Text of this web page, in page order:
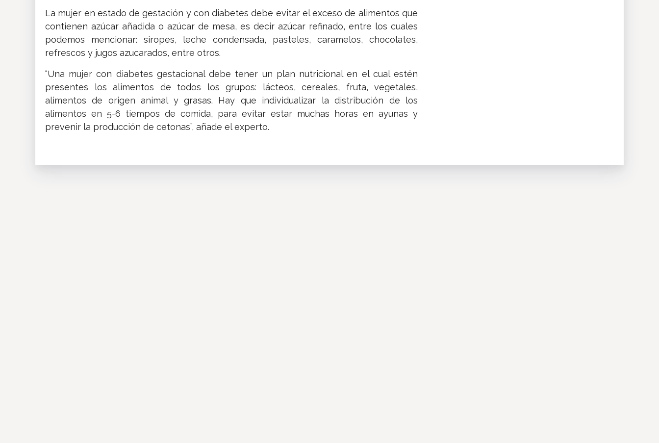
La mujer en estado de gestación y con diabetes debe evitar el exceso de alimentos que
contienen azúcar añadida o azúcar de mesa, es decir azúcar refinado, entre los cuales
podemos mencionar: siropes, leche condensada, pasteles, caramelos, chocolates,
refrescos y jugos azucarados, entre otros.
“Una mujer con diabetes gestacional debe tener un plan nutricional en el cual estén
presentes los alimentos de todos los grupos: lácteos, cereales, fruta, vegetales,
alimentos de origen animal y grasas. Hay que individualizar la distribución de los
alimentos en 5-6 tiempos de comida, para evitar estar muchas horas en ayunas y
prevenir la producción de cetonas”, añade el experto.